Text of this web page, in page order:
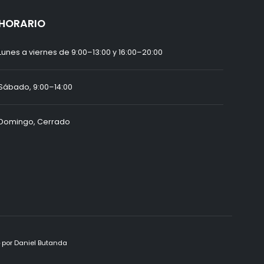
a viernes de 9:00–13:00 y 16:00–20:00
9:00–14:00
Cerrado
porDaniel Butanda